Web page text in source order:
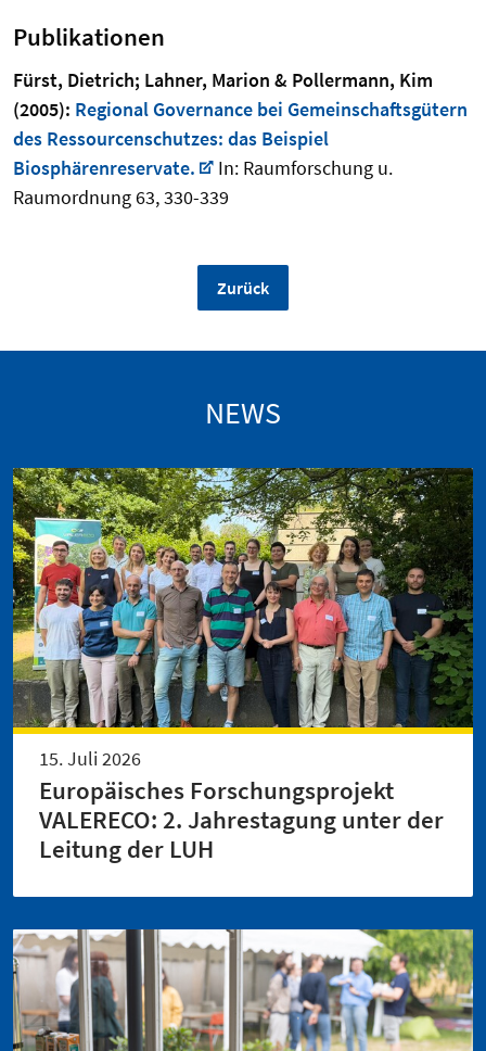
Publikationen
Fürst, Dietrich; Lahner, Marion & Pollermann, Kim
(2005): Regional Governance bei Gemeinschaftsgütern
des Ressourcenschutzes: das Beispiel
Biosphärenreservate.
In: Raumforschung u.
Raumordnung 63, 330-339
Zurück
NEWS
15. Juli 2026
Europäisches Forschungsprojekt
VALERECO: 2. Jahrestagung unter der
Leitung der LUH